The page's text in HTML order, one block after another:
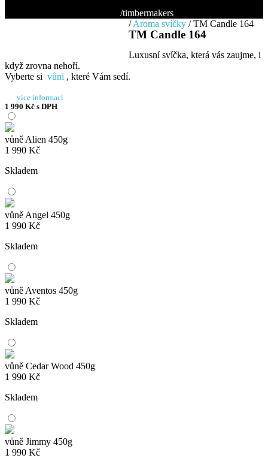
/timbermakers
/Aroma svíčky / TM Candle 164
TM Candle 164
Luxusní svíčka, která vás zaujme, i
když zrovna nehoří.
Vyberte si vůni , které Vám sedí.
více informací
1 990 Kč s DPH
vůně Alien 450g
1 990 Kč
Skladem
vůně Angel 450g
1 990 Kč
Skladem
vůně Aventos 450g
1 990 Kč
Skladem
vůně Cedar Wood 450g
1 990 Kč
Skladem
vůně Jimmy 450g
1 990 Kč